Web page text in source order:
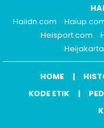
Haiidn.com
Heisport.com
HOME
KODE ETIK